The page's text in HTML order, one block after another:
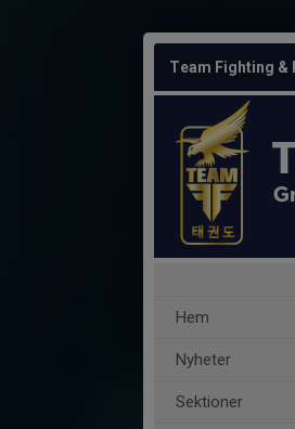
Team Fighting &
Hem
Nyheter
Sektioner